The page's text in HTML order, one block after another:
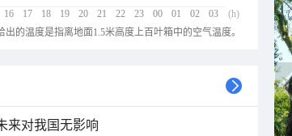
16 17 18 19 20 21 22 23 00 01 02 03 (h)
的温度是指离地面1.5米高度上百叶箱中的空气温度。
来对我国无影响